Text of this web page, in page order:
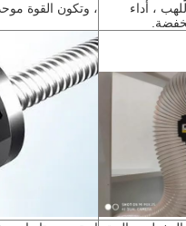
، وتكون القوة